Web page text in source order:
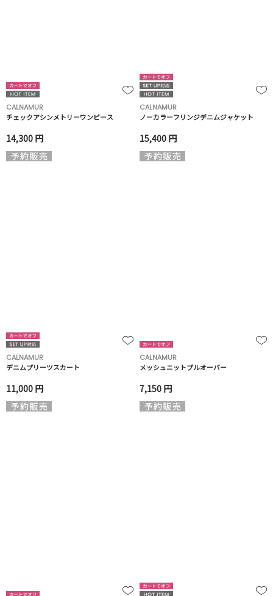
CALNAMUR
チェックアシンメトリーワンピース
14,300 円
CALNAMUR
ノーカラーフリンジデニムジャケット
15,400 円
CALNAMUR
デニムプリーツスカート
11,000 円
CALNAMUR
メッシュニットプルオーバー
7,150 円